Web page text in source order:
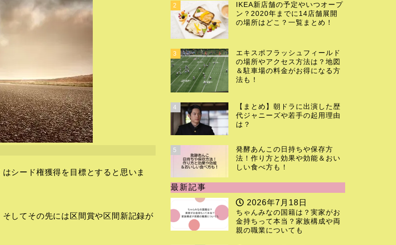
シード権獲得を目標とすると思いま
してその先には区間賞や区間新記録が
2
IKEA新店舗の予定やいつオープ
ン？2020年までに14店舗展開
の場所はどこ？一覧まとめ！
3
エキスポフラッシュフィールド
の場所やアクセス方法は？地図
＆駐車場の料金がお得になる方
法も！
4
【まとめ】朝ドラに出演した歴
代ジャニーズや若手の起用理由
は？
5
発酵あんこの日持ちや保存方
法！作り方と効果や効能＆おい
しい食べ方も！
最新記事
2026年7月18日
ちゃんみなの国籍は？実家がお
金持ちって本当？家族構成や両
親の職業についても